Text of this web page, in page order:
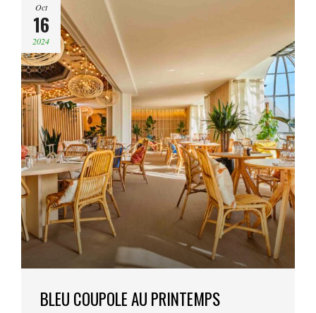
Oct
16
2024
BLEU COUPOLE AU PRINTEMPS